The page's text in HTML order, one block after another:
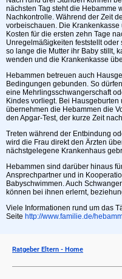
Ratgeber Eltern - Home
nächsten Tag steht die Hebamme
Nachkontrolle. Während der Zeit
vorbeischauen. Die
Kosten für die ersten zehn Tage
Unregelmäßigkeiten feststellt oder
so lange die Mutter ihr Baby stillt,
wenden und die Krankenkasse
Hebammen betreuen auch
Bedingungen gebunden. So
eine Mehrlingsschwangerschaft
Kindes vorliegt. Bei
übernehmen die Hebammen die
den Apgar-Test, der kurze Zeit
Treten während der Entbindung
wird die Frau direkt den Ärzten
nächstgelegene Krankenhaus
Hebammen sind darüber hinaus
Ansprechpartner und in
Babyschwimmen. Auch
können bei ihnen erlernt,
Viele Informationen rund um das
Seite http://www.familie.de/